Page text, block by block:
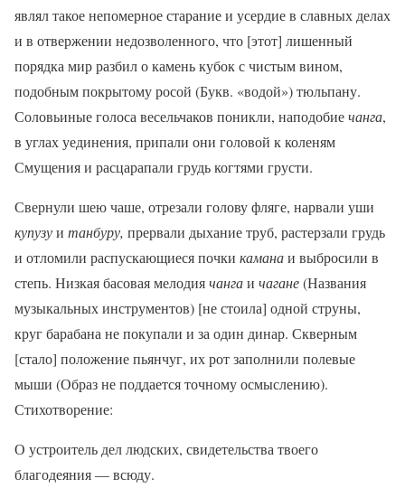
являл такое непомерное старание и усердие в славных делах
и в отвержении недозволенного, что [этот] лишенный
порядка мир разбил о камень кубок с чистым вином,
подобным покрытому росой (Букв. «водой») тюльпану.
Соловьиные голоса весельчаков поникли, наподобиечанга,
в углах уединения, припали они головой к коленям
Смущения и расцарапали грудь когтями грусти.
Свернули шею чаше, отрезали голову фляге, нарвали уши
купузуи танбуру, прервали дыхание труб, растерзали грудь
и отломили распускающиеся почки каманаи выбросили в
степь. Низкая басовая мелодиячангаи чагане(Названия
музыкальных инструментов) [не стоила] одной струны,
круг барабана не покупали и за один динар. Скверным
[стало] положение пьянчуг, их рот заполнили полевые
мыши (Образ не поддается точному осмыслению).
Стихотворение:
О устроитель дел людских, свидетельства твоего
благодеяния — всюду.